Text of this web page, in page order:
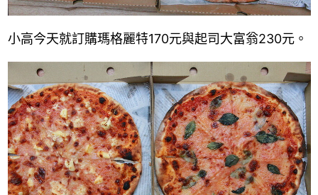
小高今天就訂購瑪格麗特170元與起司大富翁230元。